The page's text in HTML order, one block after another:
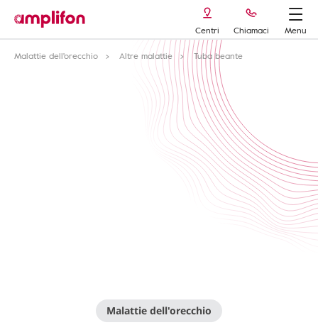
Centri Chiamaci
Menu
Malattie dell'orecchio
Altre malattie Tuba beante
Malattie dell'orecchio